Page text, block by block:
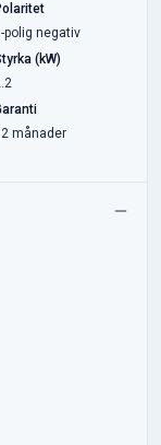
polig negativ
(kW)
månader